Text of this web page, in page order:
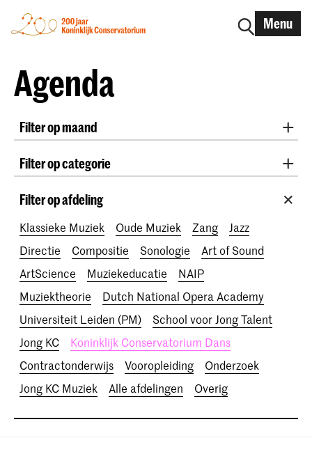
Menu
Agenda
Filter op maand
October 2026
November 2026
December 2026
July 2027
Filter op categorie
Lunchconcerten
Filter op afdeling
Klassieke Muziek Oude Muziek Zang
Jazz
Directie
Compositie Sonologie
Art of Sound
ArtScience
Muziekeducatie
NAIP
Muziektheorie
Dutch National Opera Academy
Universiteit Leiden (PM)
School voor Jong Talent
Jong KC
Koninklijk Conservatorium Dans
Contractonderwijs
Vooropleiding
Onderzoek
Jong KC Muziek
Alle afdelingen Overig